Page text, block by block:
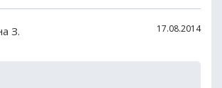
З. 17.08.2014